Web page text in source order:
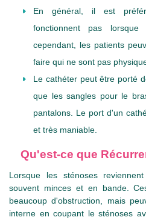
En général, il est
fonctionnent pas
cependant, les patients
faire qui ne sont pas
Le cathéter peut être porté
que les sangles pour le
pantalons. Le port d'un
et très maniable.
Qu'est-ce que
Lorsque les sténoses
souvent minces et en bande.
beaucoup d'obstruction, mais
interne en coupant le sténoses